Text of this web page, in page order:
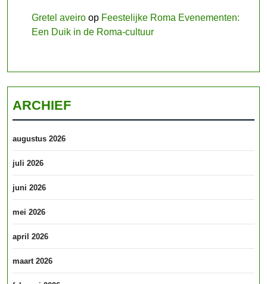
Gretel aveiro op Feestelijke Roma Evenementen:
Een Duik in de Roma-cultuur
ARCHIEF
augustus 2026
juli 2026
juni 2026
mei 2026
april 2026
maart 2026